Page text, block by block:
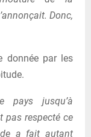
Donc,
donnée par les
pays jusqu’à
pas respecté ce
a fait autant